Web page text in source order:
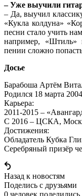
– Уже выучили
– Да, выучил
«Кукла колдуна»
песни стало учить
например, «Штиль»
пении сложно
Досье
Барабоша Артём
Родился 18 марта
Карьера:
2011-2015 –
С 2016 – ЦСКА,
Достижения:
Обладатель Кубка
Серебряный призёр
Назад к новостям
Поделись c друзьями